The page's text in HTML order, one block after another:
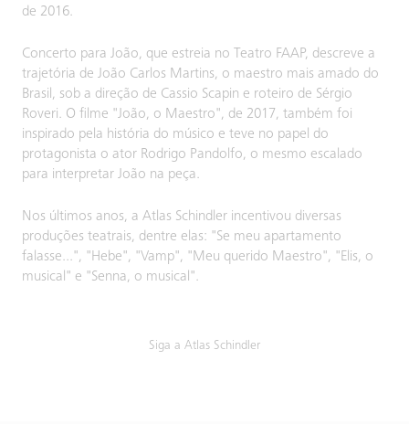
de 2016.
Concerto para João, que estreia no Teatro FAAP, descreve a
trajetória de João Carlos Martins, o maestro mais amado do
Brasil, sob a direção de Cassio Scapin e roteiro de Sérgio
Roveri. O filme "João, o Maestro", de 2017, também foi
inspirado pela história do músico e teve no papel do
protagonista o ator Rodrigo Pandolfo, o mesmo escalado
para interpretar João na peça.
Nos últimos anos, a Atlas Schindler incentivou diversas
produções teatrais, dentre elas: "Se meu apartamento
falasse...", "Hebe", "Vamp", "Meu querido Maestro", "Elis, o
musical" e "Senna, o musical".
Siga a Atlas Schindler